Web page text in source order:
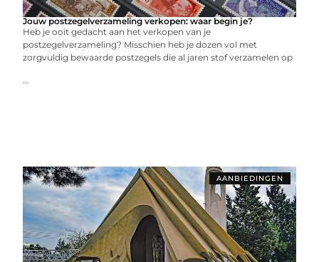
Jouw postzegelverzameling verkopen: waar begin je?
Heb je ooit gedacht aan het verkopen van je
postzegelverzameling? Misschien heb je dozen vol met
zorgvuldig bewaarde postzegels die al jaren stof verzamelen op
...
AANBIEDINGEN